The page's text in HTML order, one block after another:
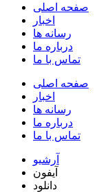
صفحه اصلی
اخبار
رسانه ها
درباره ما
تماس با ما
صفحه اصلی
اخبار
رسانه ها
درباره ما
تماس با ما
آرشیو
آیفون
دانلود